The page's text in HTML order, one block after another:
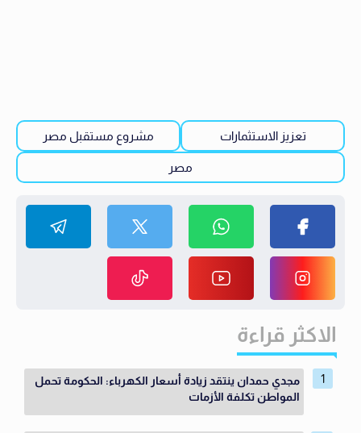
تعزيز الاستثمارات مشروع مستقبل مصر
مصر
الاكثر قراءة
مجدي حمدان ينتقد زيادة أسعار الكهرباء: الحكومة تحمل
المواطن تكلفة الأزمات